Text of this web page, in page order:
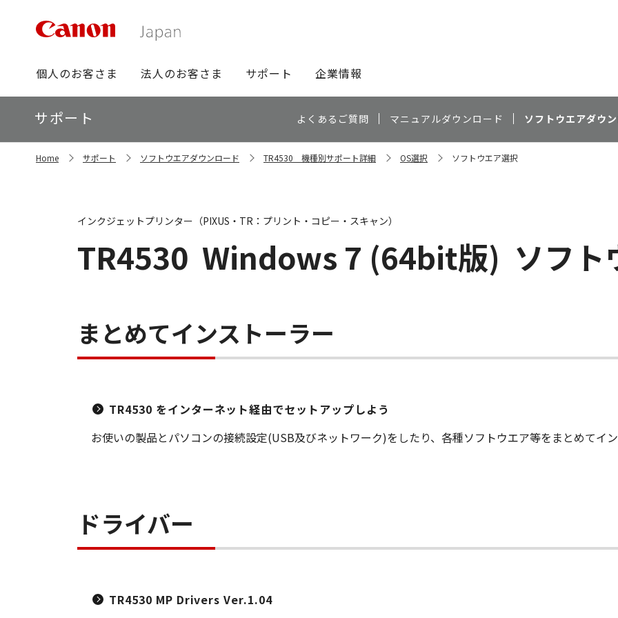
グ
ロ
ー
バ
ビ
個人のお客さま 法人のお客さま サポート 企業情報
ロ
ー
カ
ル
サポート よくあるご質問 マニュアルダウンロード ソフトウエアダウ
Home サポート ソフトウエアダウンロード TR4530 機種別サポート詳細 OS選択 ソフトウエア選択
TR4530 Windows 7 (64bit版) ソフト
インクジェットプリンター（PIXUS・TR：プリント・コピー・スキャン）
まとめてインストーラー
TR4530 をインターネット経由でセットアップしよう
お使いの製品とパソコンの接続設定(USB及びネットワーク)をしたり、各種ソフトウエア等をまとめてイ
ドライバー
TR4530 MP Drivers Ver.1.04